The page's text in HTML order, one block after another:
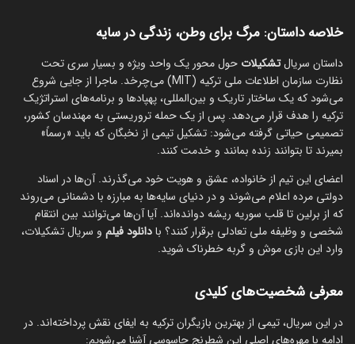
خلاصه داستان: مرگ برای وطن، زندگی در سایه
داستان سریالتشکیلات حول محور یک واحد ویژه و بسیار سری تحت
نظارت سازمان اطلاعات ملی ترکیه (MIT) می‌چرخد. ماجرا از جایی شروع
می‌شود که یک ساختار تاریک و بین‌المللی، پهپادها و برنامه‌های استراتژیک
ترکیه را هدف قرار می‌دهد. پس از یک حمله تروریستی به مهندسان کشور،
تصمیمی حیاتی گرفته می‌شود: تشکیل تیمی از نخبگان که باید «رسماً»
بمیرند تا بتوانند زنده بمانند و خدمت کنند.
اعضای این تیم از خانواده، عشق و هویت خود می‌گذرند. آن‌ها در اسناد
دولتی مرده اعلام می‌شوند و در دنیای سایه‌ها به مبارزه با دشمنانی می‌روند
که از برلین تا قلب سوریه ریشه دوانده‌اند. آیا آن‌ها می‌توانند بین انتقام
شخصی و وظیفه ملی تعادلی برقرار کنند؟ بادانلود فیلم و سریال تشکیلات،
وارد این بازی موش و گربه خطرناک شوید.
معرفی شخصیت‌های کلیدی
در این سریال، تیمی از بهترین بازیگران ترکیه به ایفای نقش پرداخته‌اند. در
ادامه با مهره‌های اصلی این شطرنج جاسوسی آشنا می‌شویم: